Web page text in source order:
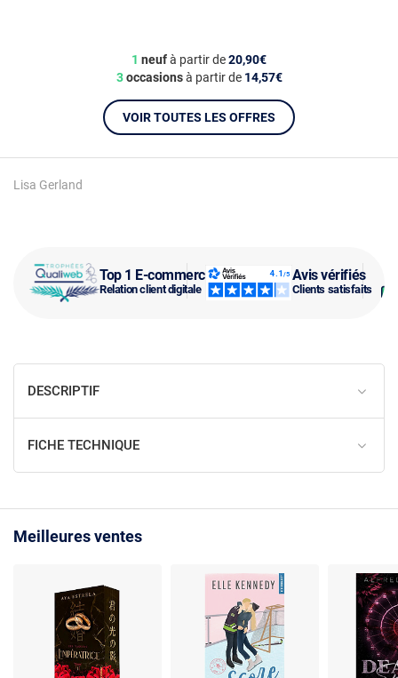
Top 1 E-commerce
Relation client digitale
Avis vérifiés
Clients satisfaits
Lisa Gerland
1 neufà partir de20,90€
3occasionsà partir de 14,57€
VOIR TOUTES LES OFFRES
DESCRIPTIF
FICHE TECHNIQUE
Meilleures ventes